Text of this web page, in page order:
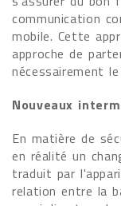
communication
mobile. Cette
approche de
nécessairement
Nouveaux
En matière de
en réalité un
traduit par
relation entre la